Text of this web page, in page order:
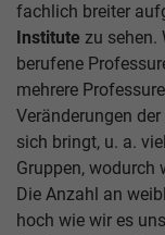
fachlich breiter
Institute zu sehen.
berufene
mehrere
Veränderungen
sich bringt, u. a.
Gruppen, wodurch
Die Anzahl an
hoch wie wir es